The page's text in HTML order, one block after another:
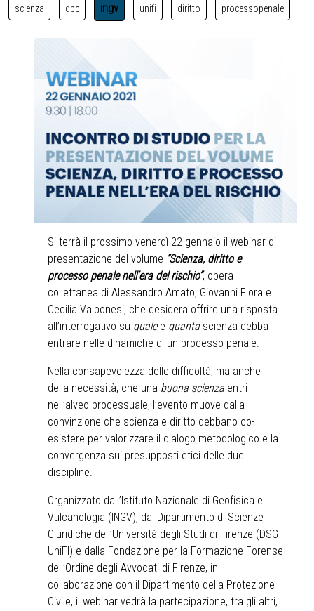
scienza dpc ingv unifi diritto processopenale
Si terrà il prossimo venerdì 22 gennaio il webinar di
presentazione del volume “Scienza, diritto e
processo penale nell’era del rischio”, opera
collettanea di Alessandro Amato, Giovanni Flora e
Cecilia Valbonesi, che desidera offrire una risposta
all’interrogativo su qualee quanta scienza debba
entrare nelle dinamiche di un processo penale.
Nella consapevolezza delle difficoltà, ma anche
della necessità, che una buona scienza entri
nell’alveo processuale, l’evento muove dalla
convinzione che scienza e diritto debbano co-
esistere per valorizzare il dialogo metodologico e la
convergenza sui presupposti etici delle due
discipline.
Organizzato dall’Istituto Nazionale di Geofisica e
Vulcanologia (INGV), dal Dipartimento di Scienze
Giuridiche dell’Università degli Studi di Firenze (DSG-
UniFI) e dalla Fondazione per la Formazione Forense
dell’Ordine degli Avvocati di Firenze, in
collaborazione con il Dipartimento della Protezione
Civile, il webinar vedrà la partecipazione, tra gli altri,